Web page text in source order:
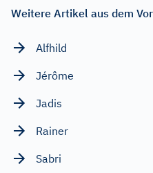
Weitere Artikel aus dem
Alfhild
Jérôme
Jadis
Rainer
Sabri